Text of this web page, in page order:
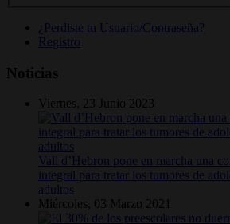
¿Perdiste tu Usuario/Contraseña?
Registro
Noticias
Viernes, 23 Junio 2023
Vall d’Hebron pone en marcha una
integral para tratar los tumores de
adultos
Miércoles, 03 Marzo 2021